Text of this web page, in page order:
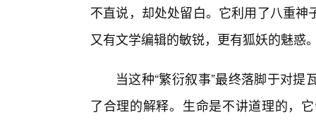
不直说，却处处留白。它利用了八重
又有文学编辑的敏锐，更有狐妖的魅惑
当这种“繁衍叙事”最终落脚于对
了合理的解释。生命是不讲道理的，